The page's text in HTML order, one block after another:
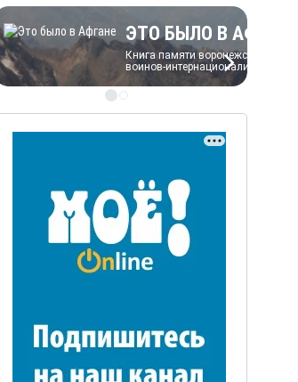
ЭТО БЫЛО В
Книга памяти воронежских
воинов-интернационалистов
ЭТО БЫЛО В
Книга памяти воронежских
воинов-интернационалистов